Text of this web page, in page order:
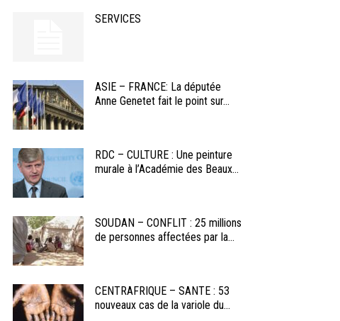
SERVICES
ASIE – FRANCE: La députée
Anne Genetet fait le point sur...
RDC – CULTURE : Une peinture
murale à l’Académie des Beaux...
SOUDAN – CONFLIT : 25 millions
de personnes affectées par la...
CENTRAFRIQUE – SANTE : 53
nouveaux cas de la variole du...